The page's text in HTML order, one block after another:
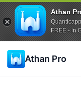
Athan
FREE - In
Athan Pro